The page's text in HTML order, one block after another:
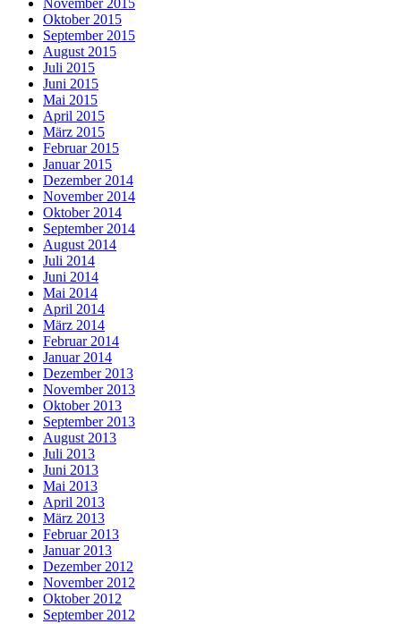
November 2015
Oktober 2015
September 2015
August 2015
Juli 2015
Juni 2015
Mai 2015
April 2015
März 2015
Februar 2015
Januar 2015
Dezember 2014
November 2014
Oktober 2014
September 2014
August 2014
Juli 2014
Juni 2014
Mai 2014
April 2014
März 2014
Februar 2014
Januar 2014
Dezember 2013
November 2013
Oktober 2013
September 2013
August 2013
Juli 2013
Juni 2013
Mai 2013
April 2013
März 2013
Februar 2013
Januar 2013
Dezember 2012
November 2012
Oktober 2012
September 2012